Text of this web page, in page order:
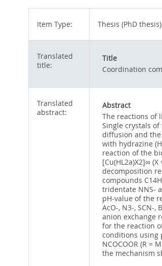
Item Type: Thesis (PhD thesis)
Translated
title:
Title
Coordination
Translated
abstract:
Abstract
The reactions of
Single crystals
diffusion and
with hydrazine
reaction of the
[Cu(HL2a)X2]∞
decomposition
compounds
tridentate NNS-
pH-value of the
AcO-, N3-, SCN-
anion exchange
for the reaction
conditions using
NCOCOOR (R =
the mechanism